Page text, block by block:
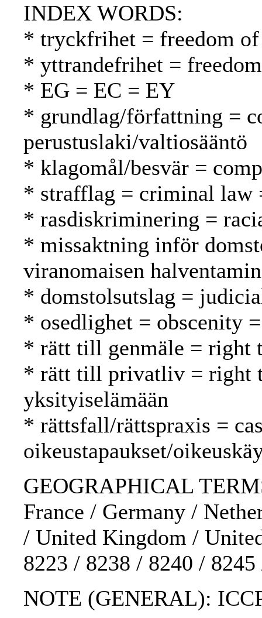
INDEX WORDS:
* tryckfrihet = freedom of
* yttrandefrihet =
* EG = EC = EY
* grundlag/författning =
perustuslaki/valtiosääntö
* klagomål/besvär =
* strafflag = criminal law
* rasdiskriminering =
* missaktning inför
viranomaisen
* domstolsutslag =
* osedlighet = obscenity
* rätt till genmäle = right
* rätt till privatliv = right
yksityiselämään
* rättsfall/rättspraxis =
oikeustapaukset/
GEOGRAPHICAL
France / Germany /
/ United Kingdom /
8223 / 8238 / 8240 /
NOTE (GENERAL):